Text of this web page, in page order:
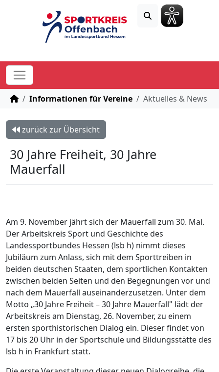
STARTSEITE
Informationen für Vereine Aktuelles & News
zurück zur Übersicht
30 Jahre Freiheit, 30 Jahre
Mauerfall
Am 9. November jährt sich der Mauerfall zum 30. Mal.
Der Arbeitskreis Sport und Geschichte des
Landessportbundes Hessen (lsb h) nimmt dieses
Jubiläum zum Anlass, sich mit dem Sporttreiben in
beiden deutschen Staaten, dem sportlichen Kontakten
zwischen beiden Seiten und den Begegnungen vor und
nach dem Mauerfall auseinanderzusetzen. Unter dem
Motto „30 Jahre Freiheit – 30 Jahre Mauerfall" lädt der
Arbeitskreis am Dienstag, 26. November, zu einem
ersten sporthistorischen Dialog ein. Dieser findet von
17 bis 20 Uhr in der Sportschule und Bildungsstätte des
lsb h in Frankfurt statt.